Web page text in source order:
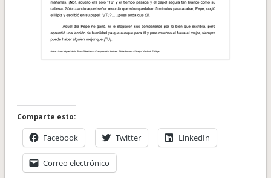
Comparte esto:
Facebook Twitter LinkedIn
Correo electrónico